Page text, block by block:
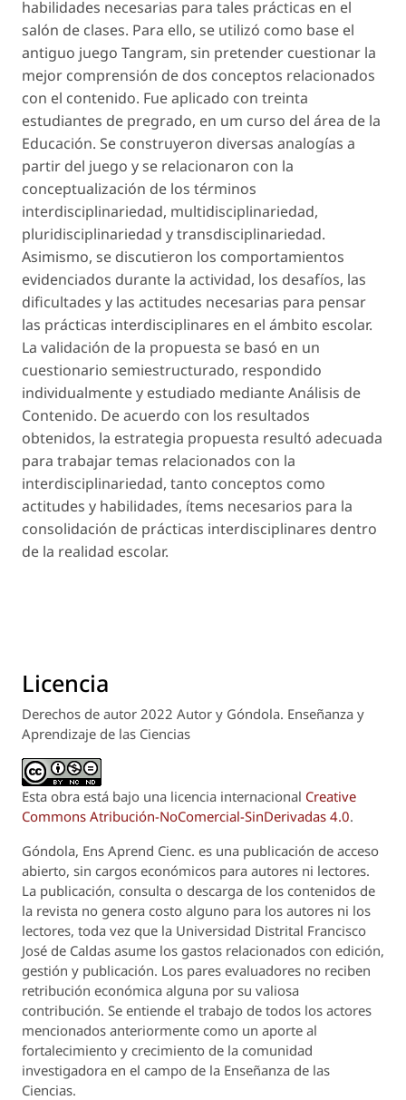
habilidades necesarias para tales prácticas en el
salón de clases. Para ello, se utilizó como base el
antiguo juego Tangram, sin pretender cuestionar la
mejor comprensión de dos conceptos relacionados
con el contenido. Fue aplicado con treinta
estudiantes de pregrado, en um curso del área de la
Educación. Se construyeron diversas analogías a
partir del juego y se relacionaron con la
conceptualización de los términos
interdisciplinariedad, multidisciplinariedad,
pluridisciplinariedad y transdisciplinariedad.
Asimismo, se discutieron los comportamientos
evidenciados durante la actividad, los desafíos, las
dificultades y las actitudes necesarias para pensar
las prácticas interdisciplinares en el ámbito escolar.
La validación de la propuesta se basó en un
cuestionario semiestructurado, respondido
individualmente y estudiado mediante Análisis de
Contenido. De acuerdo con los resultados
obtenidos, la estrategia propuesta resultó adecuada
para trabajar temas relacionados con la
interdisciplinariedad, tanto conceptos como
actitudes y habilidades, ítems necesarios para la
consolidación de prácticas interdisciplinares dentro
de la realidad escolar.
Licencia
Derechos de autor 2022 Autor y Góndola. Enseñanza y
Aprendizaje de las Ciencias
Esta obra está bajo una licencia internacional Creative
Commons Atribución-NoComercial-SinDerivadas 4.0.
Góndola, Ens Aprend Cienc. es una publicación de acceso
abierto, sin cargos económicos para autores ni lectores.
La publicación, consulta o descarga de los contenidos de
la revista no genera costo alguno para los autores ni los
lectores, toda vez que la Universidad Distrital Francisco
José de Caldas asume los gastos relacionados con edición,
gestión y publicación. Los pares evaluadores no reciben
retribución económica alguna por su valiosa
contribución. Se entiende el trabajo de todos los actores
mencionados anteriormente como un aporte al
fortalecimiento y crecimiento de la comunidad
investigadora en el campo de la Enseñanza de las
Ciencias.